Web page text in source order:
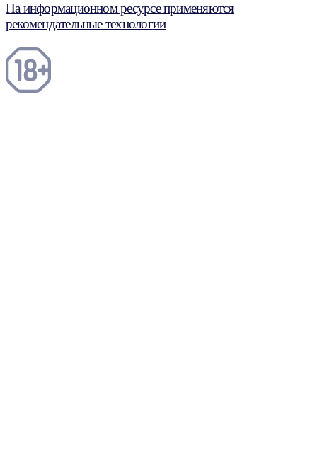
На информационном ресурсе применяются
рекомендательные технологии